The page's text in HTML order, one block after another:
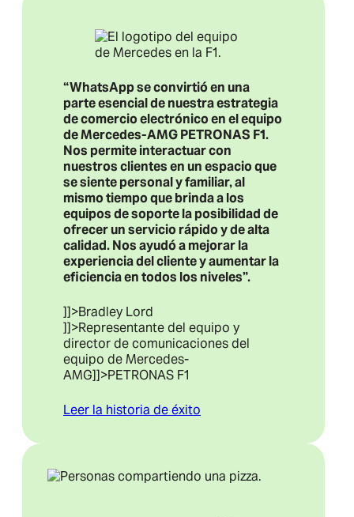
“WhatsApp se convirtió en una
parte esencial de nuestra estrategia
de comercio electrónico en el equipo
de Mercedes-AMG PETRONAS F1.
Nos permite interactuar con
nuestros clientes en un espacio que
se siente personal y familiar, al
mismo tiempo que brinda a los
equipos de soporte la posibilidad de
ofrecer un servicio rápido y de alta
calidad. Nos ayudó a mejorar la
experiencia del cliente y aumentar la
eficiencia en todos los niveles”.
]]>Bradley Lord
]]>Representante del equipo y
director de comunicaciones del
equipo de Mercedes-
AMG]]>PETRONAS F1
Leer la historia de éxito